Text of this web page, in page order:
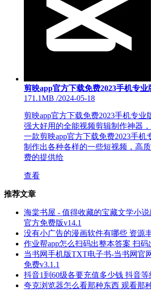
剪映app官方下载免费2023手机专业
171.1MB /2024-05-18
剪映app官方下载免费2023手机专业
强大好用的全能视频剪辑制作神器
一款剪映app官方下载免费2023手机
制作出各种各样的一些短视频，高
费的提供给
查看
推荐文章
海棠书屋 - 值得收藏的宝藏文学小
官方免费版v14.1
没有小广告的漫画软件有哪些 资源
作业帮app怎么扫码出整本答案 扫
当书网手机版TXT电子书-当书网官
免费v3.1.1
抖音1到60级各要充值多少钱 抖音
夸克浏览器怎么看那种东西 观看那